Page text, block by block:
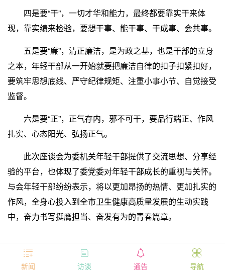
四是要“干”，一切才华和能力，最终都要靠实干来体
现，靠实绩来检验，要想干事、能干事、干成事、会共事。
五是要“廉”，清正廉洁，是为政之基，也是干部的立身
之本，年轻干部从一开始就要把廉洁自律的扣子扣紧扣好，
要筑牢思想底线、严守纪律规矩、注重小事小节、自觉接受
监督。
六是要“正”，正气存内，邪不可干，要品行端正、作风
扎实、心态阳光、弘扬正气。
此次座谈会为委机关年轻干部提供了交流思想、分享经
验的平台，也体现了委党委对年轻干部成长的重视与关怀。
与会年轻干部纷纷表示，将以更加昂扬的热情、更加扎实的
作风，全身心投入到全市卫生健康高质量发展的生动实践
中，奋力书写挺膺担当、奋发有为的青春篇章。

新闻

访谈

通告

导航